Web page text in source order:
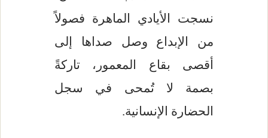
نسجت الأيادي الماهرة فصولاً
من الإبداع وصل صداها إلى
أقصى بقاع المعمور، تاركةً
بصمة لا تُمحى في سجل
الحضارة الإنسانية.